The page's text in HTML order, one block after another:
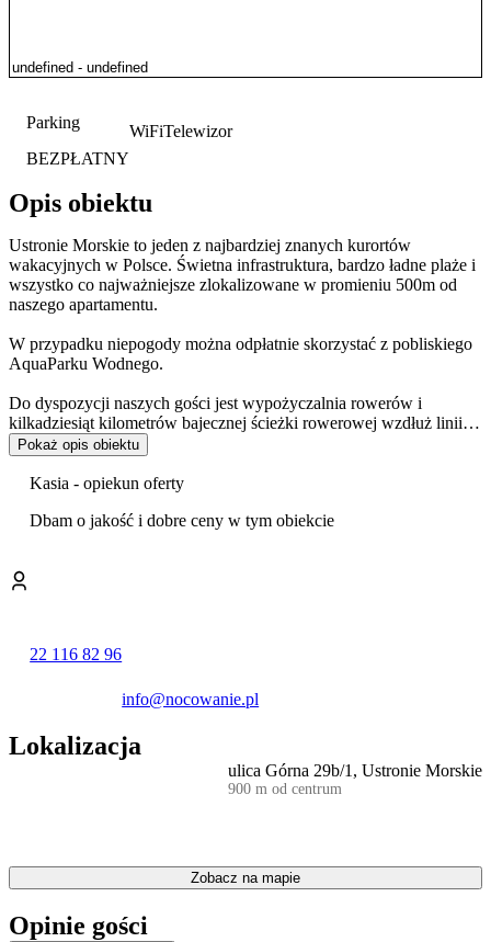
Parking
BEZPŁATNY
WiFiTelewizor
Opis obiektu
Ustronie Morskie to jeden z najbardziej znanych kurortów
wakacyjnych w Polsce. Świetna infrastruktura, bardzo ładne plaże i
wszystko co najważniejsze zlokalizowane w promieniu 500m od
naszego apartamentu.
W przypadku niepogody można odpłatnie skorzystać z pobliskiego
AquaParku Wodnego.
Do dyspozycji naszych gości jest wypożyczalnia rowerów i
kilkadziesiąt kilometrów bajecznej ścieżki rowerowej wzdłuż linii
brzegowej.
W przypadku przyjazdu ze zwierzętami prosimy o wcześniejszy
Na miejscu obowiązuje zwrotna kaucja 300 zł w formie
Pokaż opis obiektu
Kasia - opiekun oferty
Dbam o jakość i dobre ceny w tym obiekcie
22 116 82 96
info@nocowanie.pl
Lokalizacja
ulica Górna 29b/1, Ustronie Morskie
900 m od centrum
Zobacz na mapie
Opinie gości